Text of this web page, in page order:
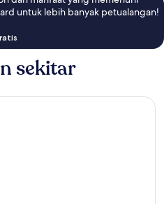
untuk lebih banyak petualangan!
sekitar